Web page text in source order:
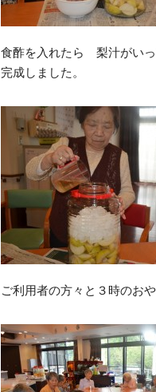
食酢を入れたら 梨汁がい
完成しました。
ご利用者の方々と３時のお